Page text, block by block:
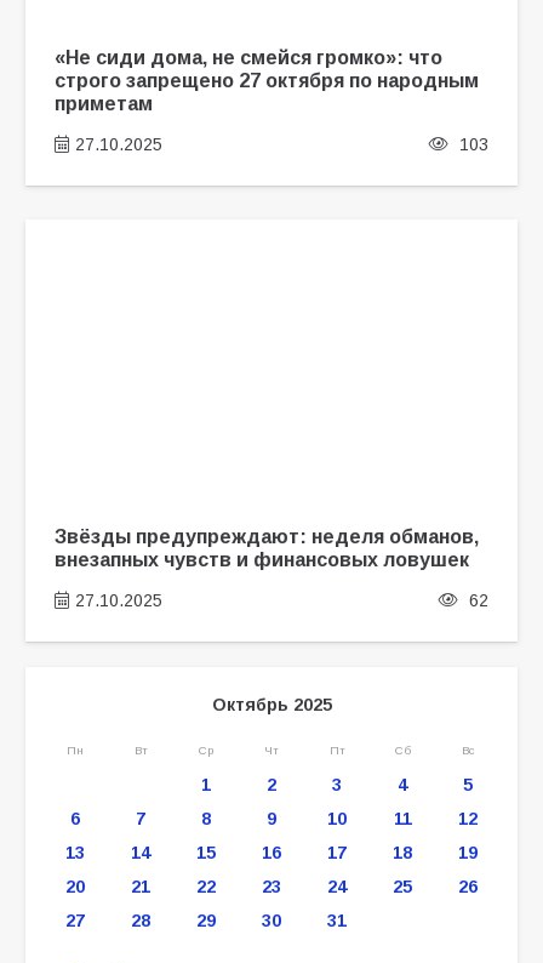
«Не сиди дома, не смейся громко»: что
строго запрещено 27 октября по народным
приметам
27.10.2025 103
Звёзды предупреждают: неделя обманов,
внезапных чувств и финансовых ловушек
27.10.2025 62
Октябрь 2025
Пн Вт Ср Чт Пт Сб Вс
1 2 3 4
5
6
7 8 9 10 11
12
13
14 15 16 17 18
19
20
21 22 23 24 25
26
27
28 29 30 31